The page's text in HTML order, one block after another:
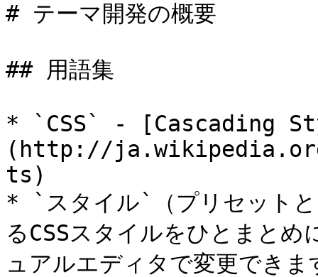
# テーマ開発の概要
## 用語集
* `CSS` - [Cascading
(http://
ts)
* `スタイル`（プリセットと
るCSSスタイルをひとまと
ュアルエディタで変更できま